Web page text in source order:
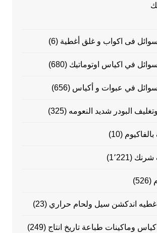
سوائل فى اكواب و غلق أغطية (6)
سوائل في اكياس اوتوماتيك (680)
سوائل في عبوات و أكياس (656)
البودر شديد النعومه (325)
(10)
شرنك (1٬221)
(526)
اندكشن سيل ولحام حراري (23)
وماكينات طباعة تاريخ انتاج (249)